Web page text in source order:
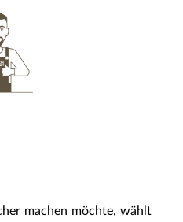
machen möchte, wählt